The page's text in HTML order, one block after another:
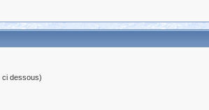
ci dessous)